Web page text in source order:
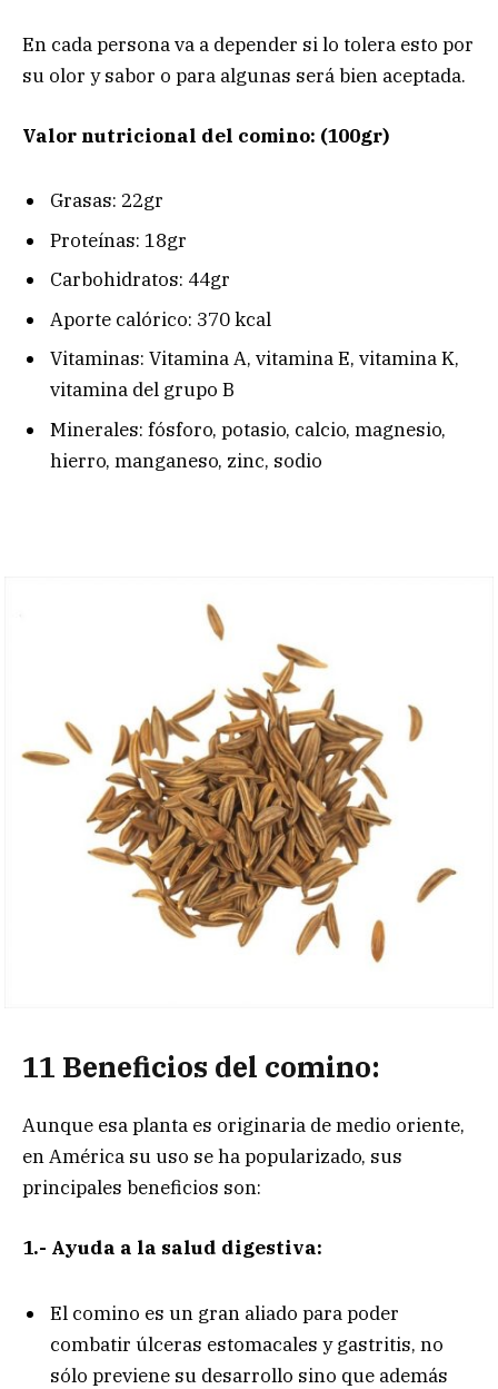
En cada persona va a depender si lo tolera esto por
su olor y sabor o para algunas será bien aceptada.
Valor nutricional del comino: (100gr)
Grasas: 22gr
Proteínas: 18gr
Carbohidratos: 44gr
Aporte calórico: 370 kcal
Vitaminas: Vitamina A, vitamina E, vitamina K,
vitamina del grupo B
Minerales: fósforo, potasio, calcio, magnesio,
hierro, manganeso, zinc, sodio
11 Beneficios del comino:
Aunque esa planta es originaria de medio oriente,
en América su uso se ha popularizado, sus
principales beneficios son:
1.- Ayuda a la salud digestiva:
El comino es un gran aliado para poder
combatir úlceras estomacales y gastritis, no
sólo previene su desarrollo sino que además